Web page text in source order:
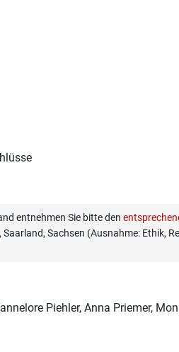
entnehmen Sie bitte den
Sachsen (Ausnahme: Ethik,
Piehler, Anna Priemer,